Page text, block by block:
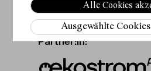
Partner:in:
Alle Cookies
Ausgewählte